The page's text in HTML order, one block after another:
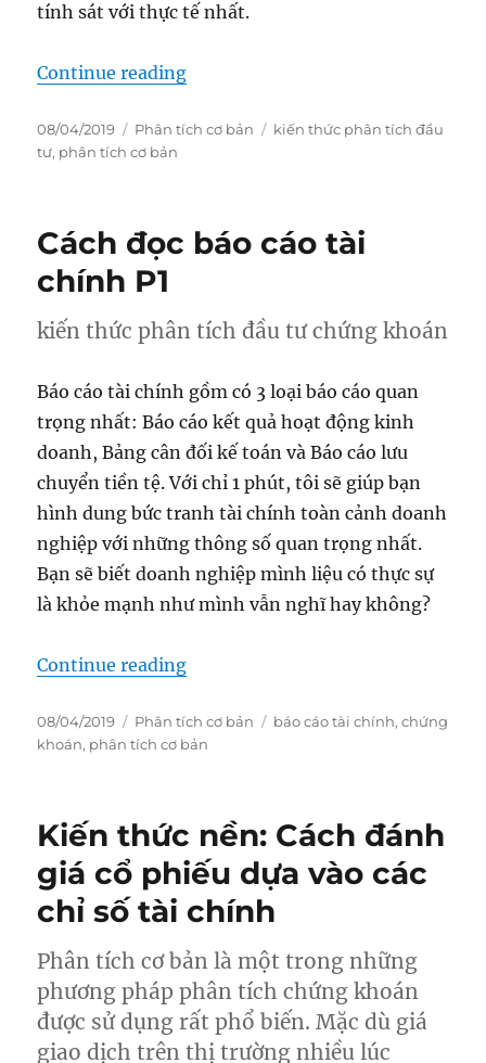
tính sát với thực tế nhất.
Continue reading“Giá trị sổ sách và Giá trị thực”
Posted
on
08/04/2019 Categories
Phân tích cơ bản Tags
kiến thức phân tích đầu
tư, phân tích cơ bản
Cách đọc báo cáo tài
chính P1
kiến thức phân tích đầu tư chứng khoán
Báo cáo tài chính gồm có 3 loại báo cáo quan
trọng nhất: Báo cáo kết quả hoạt động kinh
doanh, Bảng cân đối kế toán và Báo cáo lưu
chuyển tiền tệ. Với chỉ 1 phút, tôi sẽ giúp bạn
hình dung bức tranh tài chính toàn cảnh doanh
nghiệp với những thông số quan trọng nhất.
Bạn sẽ biết doanh nghiệp mình liệu có thực sự
là khỏe mạnh như mình vẫn nghĩ hay không?
Continue reading“Cách đọc báo cáo tài chính P1”
Posted
on
08/04/2019 Categories
Phân tích cơ bản Tags
báo cáo tài chính,chứng
khoán, phân tích cơ bản
Kiến thức nền: Cách đánh
giá cổ phiếu dựa vào các
chỉ số tài chính
Phân tích cơ bản là một trong những
phương pháp phân tích chứng khoán
được sử dụng rất phổ biến. Mặc dù giá
giao dịch trên thị trường nhiều lúc